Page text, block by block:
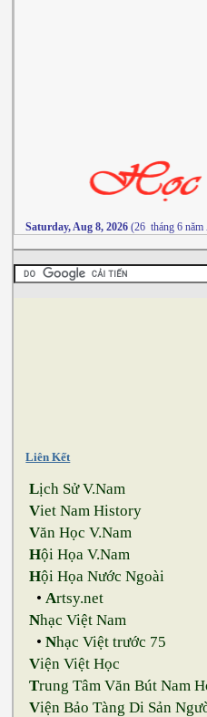
Saturday, Aug 8, 2026 (26 tháng 6
Liên Kết
Lịch Sử V.Nam
Viet Nam History
Văn Học V.Nam
Hội Họa V.Nam
Hội Họa Nước Ngoài
•Artsy.net
Nhạc Việt Nam
•Nhạc Việt trước 75
Viện Việt Học
Trung Tâm Văn Bút Nam
Viện Bảo Tàng Di Sản